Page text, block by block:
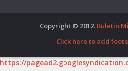
Copyright © 2012. Buletin
Click here to add
https://